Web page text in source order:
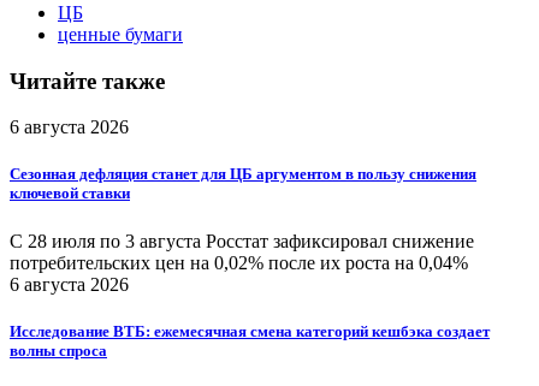
ЦБ
ценные бумаги
Читайте также
6 августа 2026
Сезонная дефляция станет для ЦБ аргументом в пользу снижения
ключевой ставки
С 28 июля по 3 августа Росстат зафиксировал снижение
потребительских цен на 0,02% после их роста на 0,04%
6 августа 2026
Исследование ВТБ: ежемесячная смена категорий кешбэка создает
волны спроса